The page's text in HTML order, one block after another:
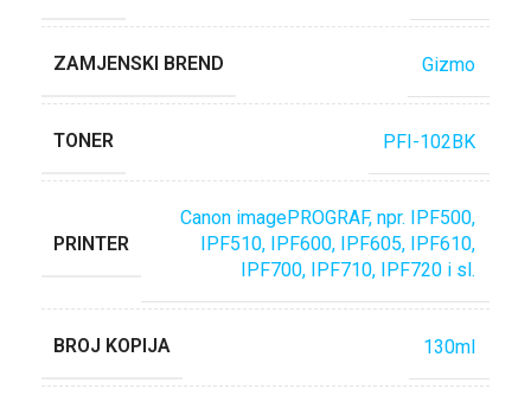
ZAMJENSKI BREND Gizmo
TONER PFI-102BK
PRINTER
Canon imagePROGRAF, npr. IPF500,
IPF510, IPF600, IPF605, IPF610,
IPF700, IPF710, IPF720 i sl.
BROJ KOPIJA 130ml